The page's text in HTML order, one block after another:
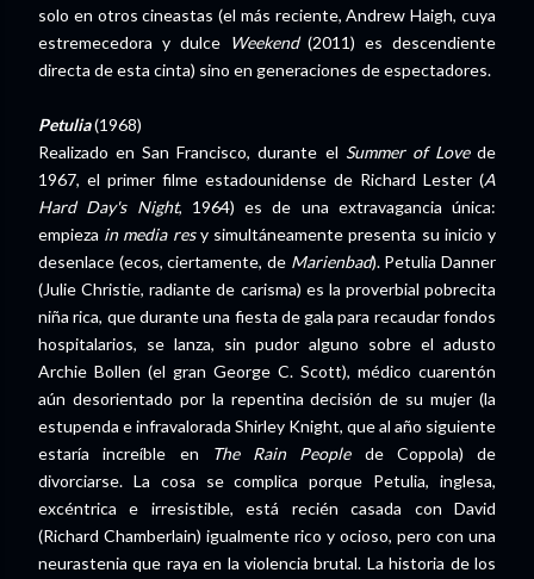
solo en otros cineastas (el más reciente, Andrew Haigh, cuya
estremecedora y dulce Weekend(2011) es descendiente
directa de esta cinta) sino en generaciones de espectadores.
Petulia(1968)
Realizado en San Francisco, durante el Summer of Lovede
1967, el primer filme estadounidense de Richard Lester (A
Hard Day's Night, 1964) es de una extravagancia única:
empieza in media resy simultáneamente presenta su inicio y
desenlace (ecos, ciertamente, de Marienbad). Petulia Danner
(Julie Christie, radiante de carisma) es la proverbial pobrecita
niña rica, que durante una fiesta de gala para recaudar fondos
hospitalarios, se lanza, sin pudor alguno sobre el adusto
Archie Bollen (el gran George C. Scott), médico cuarentón
aún desorientado por la repentina decisión de su mujer (la
estupenda e infravalorada Shirley Knight, que al año siguiente
estaría increíble en
The Rain Peoplede Coppola) de
divorciarse. La cosa se complica porque Petulia, inglesa,
excéntrica e irresistible, está recién casada con David
(Richard Chamberlain) igualmente rico y ocioso, pero con una
neurastenia que raya en la violencia brutal. La historia de los